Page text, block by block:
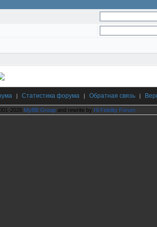
| Статистика форума | Обратная связь |
2026 MyBB Group and rewrite by Hi Fidelity Forum